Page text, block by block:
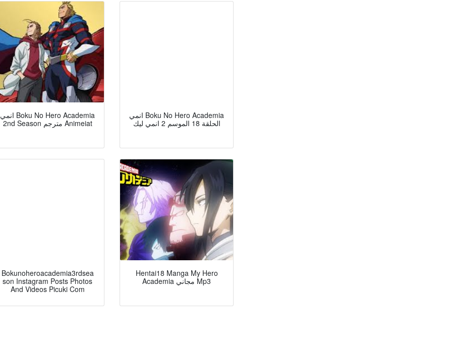
انمي Boku No Hero Academia
2nd Season مترجم Animeiat
انمي Boku No Hero Academia
الحلقة 18 الموسم 2 انمي ليك
Bokunoheroacademia3rdsea
son Instagram Posts Photos
And Videos Picuki Com
Hentai18 Manga My Hero
Academia مجاني Mp3